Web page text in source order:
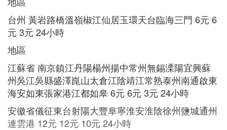
台州 黃岩路橋溫嶺椒江仙居玉環天台臨海三門 6元 6
元 3元 24小時
地區
江蘇省 南京鎮江丹陽楊州揚中常州無錫溧陽宜興蘇
州吳江吳縣盛澤崑山太倉江陰靖江常熟泰州南通啟東
海安如東張家港江都如皋 6元 6元 3元 24小時
安徽省儀征東台射陽大豐阜寧淮安淮陰徐州鹽城通州
連雲港 12元 12元 10元 24小時